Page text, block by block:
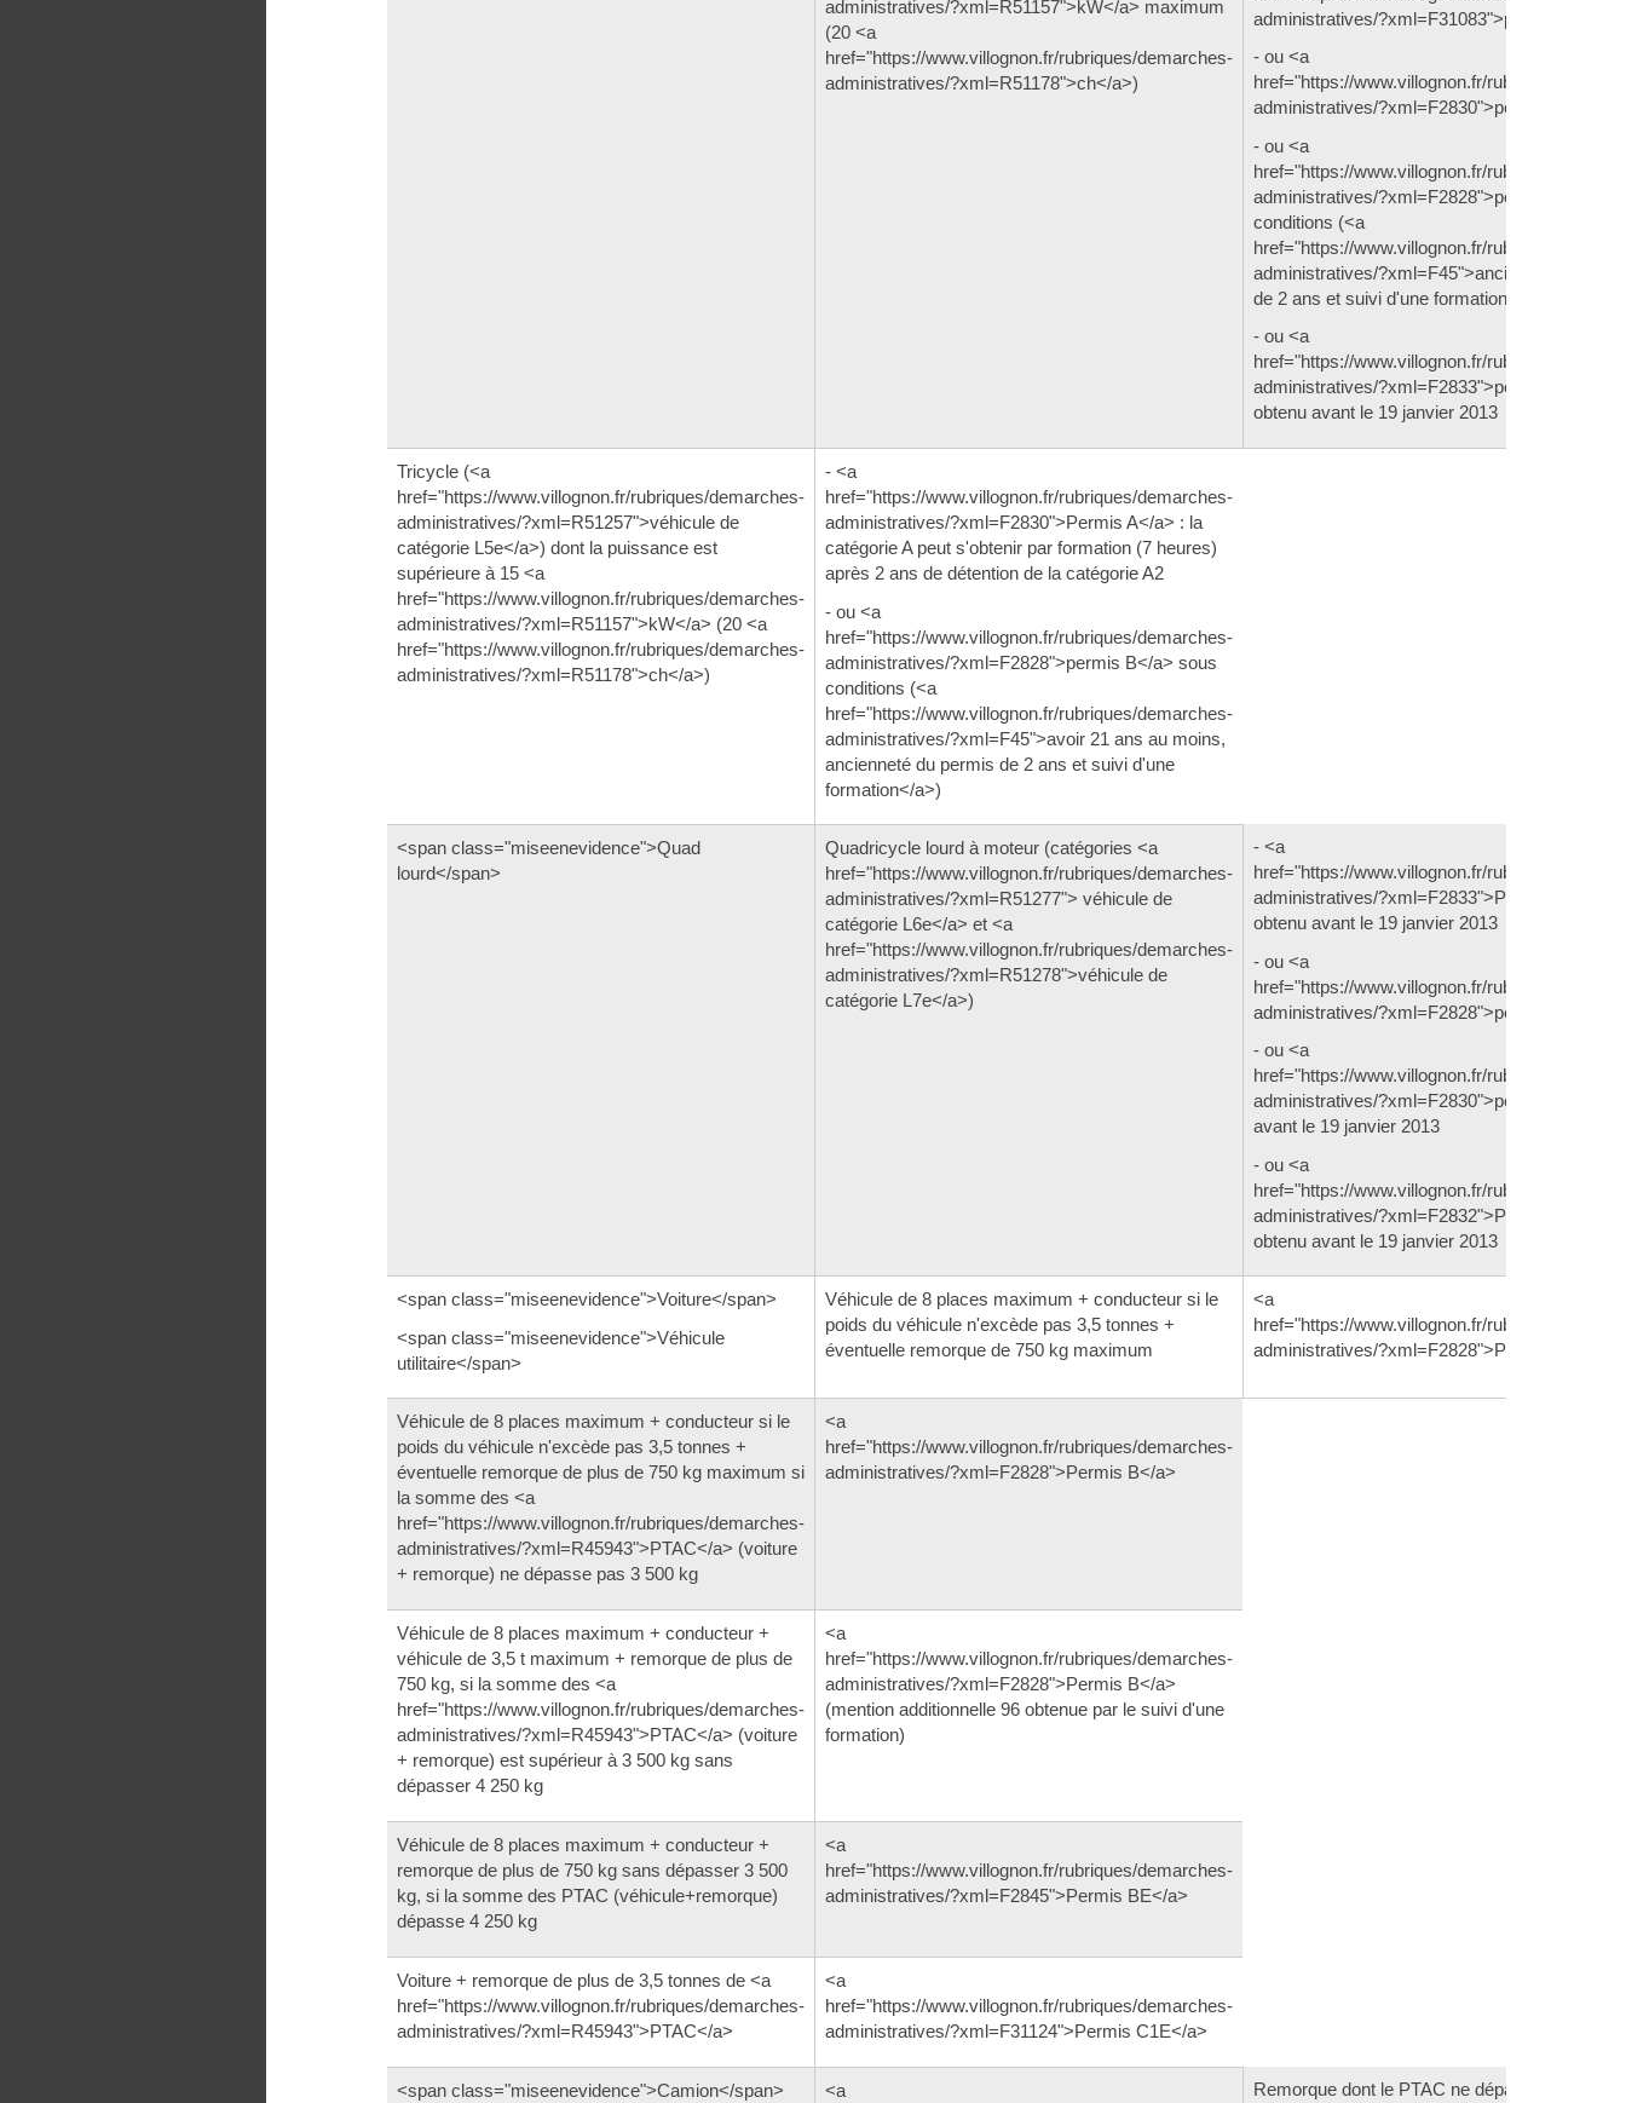
administratives/?xml=R51157">kW</a> maximum
(20 <a
href="https://www.villognon.fr/rubriques/demarches-
administratives/?xml=R51178">ch</a>)
administratives/?xml=F31083">permis A2</a>
- ou <a
href="https://www.villognon.fr/rubriques/
administratives/?xml=F2830">permis A</a>
- ou <a
href="https://www.villognon.fr/rubriques/
administratives/?xml=F2828">permis B</a>
conditions (<a
href="https://www.villognon.fr/rubriques/
administratives/?xml=F45">ancienneté du
de 2 ans et suivi d'une formation</a>)
- ou <a
href="https://www.villognon.fr/rubriques/
administratives/?xml=F2833">permis B1</a>
obtenu avant le 19 janvier 2013
Tricycle (<a
href="https://www.villognon.fr/rubriques/demarches-
administratives/?xml=R51257">véhicule de
catégorie L5e</a>) dont la puissance est
supérieure à 15 <a
href="https://www.villognon.fr/rubriques/demarches-
administratives/?xml=R51157">kW</a> (20 <a
href="https://www.villognon.fr/rubriques/demarches-
administratives/?xml=R51178">ch</a>)
- <a
href="https://www.villognon.fr/rubriques/demarches-
administratives/?xml=F2830">Permis A</a> : la
catégorie A peut s'obtenir par formation (7 heures)
après 2 ans de détention de la catégorie A2
- ou <a
href="https://www.villognon.fr/rubriques/demarches-
administratives/?xml=F2828">permis B</a> sous
conditions (<a
href="https://www.villognon.fr/rubriques/demarches-
administratives/?xml=F45">avoir 21 ans au moins,
ancienneté du permis de 2 ans et suivi d'une
formation</a>)
<span class="miseenevidence">Quad
lourd</span>
Quadricycle lourd à moteur (catégories <a
href="https://www.villognon.fr/rubriques/demarches-
administratives/?xml=R51277"> véhicule de
catégorie L6e</a> et <a
href="https://www.villognon.fr/rubriques/demarches-
administratives/?xml=R51278">véhicule de
catégorie L7e</a>)
- <a
href="https://www.villognon.fr/rubriques/
administratives/?xml=F2833">Permis B1</a>
obtenu avant le 19 janvier 2013
- ou <a
href="https://www.villognon.fr/rubriques/
administratives/?xml=F2828">permis B</a>
- ou <a
href="https://www.villognon.fr/rubriques/
administratives/?xml=F2830">permis A</a>
avant le 19 janvier 2013
- ou <a
href="https://www.villognon.fr/rubriques/
administratives/?xml=F2832">Permis A1</a>
obtenu avant le 19 janvier 2013
<span class="miseenevidence">Voiture</span>
<span class="miseenevidence">Véhicule
utilitaire</span>
Véhicule de 8 places maximum + conducteur si le
poids du véhicule n'excède pas 3,5 tonnes +
éventuelle remorque de 750 kg maximum
<a
href="https://www.villognon.fr/rubriques/
administratives/?xml=F2828">Permis B</a>
Véhicule de 8 places maximum + conducteur si le
poids du véhicule n'excède pas 3,5 tonnes +
éventuelle remorque de plus de 750 kg maximum si
la somme des <a
href="https://www.villognon.fr/rubriques/demarches-
administratives/?xml=R45943">PTAC</a> (voiture
+ remorque) ne dépasse pas 3 500 kg
<a
href="https://www.villognon.fr/rubriques/demarches-
administratives/?xml=F2828">Permis B</a>
Véhicule de 8 places maximum + conducteur +
véhicule de 3,5 t maximum + remorque de plus de
750 kg, si la somme des <a
href="https://www.villognon.fr/rubriques/demarches-
administratives/?xml=R45943">PTAC</a> (voiture
+ remorque) est supérieur à 3 500 kg sans
dépasser 4 250 kg
<a
href="https://www.villognon.fr/rubriques/demarches-
administratives/?xml=F2828">Permis B</a>
(mention additionnelle 96 obtenue par le suivi d'une
formation)
Véhicule de 8 places maximum + conducteur +
remorque de plus de 750 kg sans dépasser 3 500
kg, si la somme des PTAC (véhicule+remorque)
dépasse 4 250 kg
<a
href="https://www.villognon.fr/rubriques/demarches-
administratives/?xml=F2845">Permis BE</a>
Voiture + remorque de plus de 3,5 tonnes de <a
href="https://www.villognon.fr/rubriques/demarches-
administratives/?xml=R45943">PTAC</a>
<a
href="https://www.villognon.fr/rubriques/demarches-
administratives/?xml=F31124">Permis C1E</a>
<span class="miseenevidence">Camion</span> <a Remorque dont le PTAC ne dépasse pas 750